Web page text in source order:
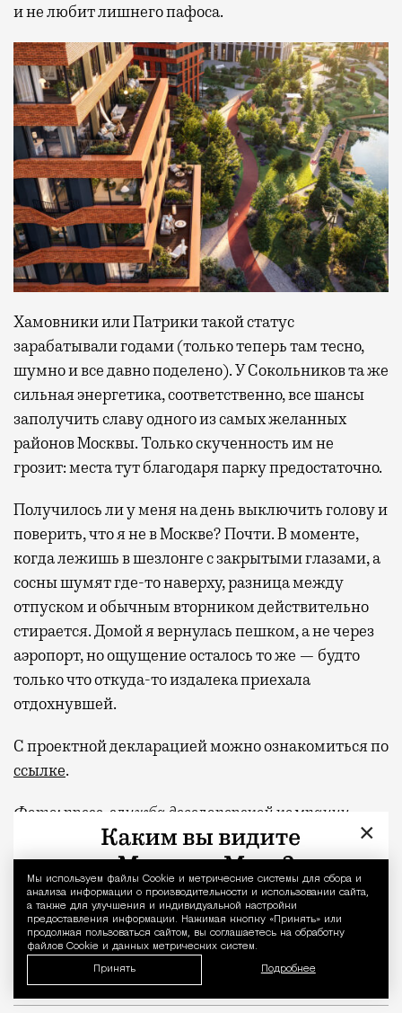
Уведомление
Мы используем файлы Сookie и метрические системы для сбора и
анализа информации о производительности и использовании сайта,
а также для улучшения и индивидуальной настройки
предоставления информации. Нажимая кнопку «Принять» или
продолжая пользоваться сайтом, вы соглашаетесь на обработку
файлов Cookie и данных метрических систем.
Принять Подробнее
и не любит лишнего пафоса.
Хамовники или Патрики такой статус
зарабатывали годами (только теперь там тесно,
шумно и все давно поделено). У Сокольников та же
сильная энергетика, соответственно, все шансы
заполучить славу одного из самых желанных
районов Москвы. Только скученность им не
грозит: места тут благодаря парку предостаточно.
Получилось ли у меня на день выключить голову и
поверить, что я не в Москве? Почти. В моменте,
когда лежишь в шезлонге с закрытыми глазами, а
сосны шумят где-то наверху, разница между
отпуском и обычным вторником действительно
стирается. Домой я вернулась пешком, а не через
аэропорт, но ощущение осталось то же — будто
только что откуда-то издалека приехала
отдохнувшей.
С проектной декларацией можно ознакомиться по
ссылке.
Фото:пресс-служба девелоперской компании
«Новая Эра» и пресс-служба АНО «Развитие
парков»
Отпуск в этом году у меня кочует: сначала
Реклама
квартал «КОД Сокольники»
×